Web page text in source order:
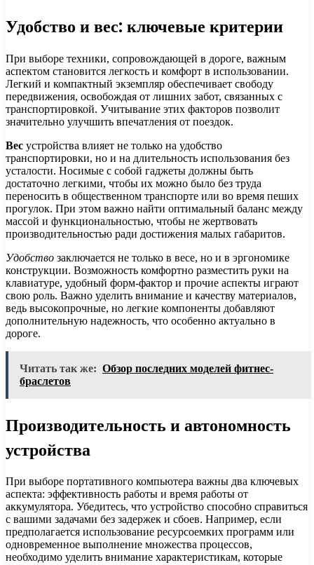
Удобство и вес: ключевые критерии
При выборе техники, сопровождающей в дороге, важным
аспектом становится легкость и комфорт в использовании.
Легкий и компактный экземпляр обеспечивает свободу
передвижения, освобождая от лишних забот, связанных с
транспортировкой. Учитывание этих факторов позволит
значительно улучшить впечатления от поездок.
Вес устройства влияет не только на удобство
транспортировки, но и на длительность использования без
усталости. Носимые с собой гаджеты должны быть
достаточно легкими, чтобы их можно было без труда
переносить в общественном транспорте или во время пеших
прогулок. При этом важно найти оптимальный баланс между
массой и функциональностью, чтобы не жертвовать
производительностью ради достижения малых габаритов.
Удобство заключается не только в весе, но и в эргономике
конструкции. Возможность комфортно разместить руки на
клавиатуре, удобный форм-фактор и прочие аспекты играют
свою роль. Важно уделить внимание и качеству материалов,
ведь высокопрочные, но легкие компоненты добавляют
дополнительную надежность, что особенно актуально в
дороге.
Читать так же: Обзор последних моделей фитнес-
браслетов
Производительность и автономность
устройства
При выборе портативного компьютера важны два ключевых
аспекта: эффективность работы и время работы от
аккумулятора. Убедитесь, что устройство способно справиться
с вашими задачами без задержек и сбоев. Например, если
предполагается использование ресурсоемких программ или
одновременное выполнение множества процессов,
необходимо уделить внимание характеристикам, которые